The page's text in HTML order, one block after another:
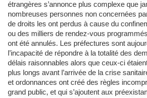
étrangères s’annonce plus complexe que
nombreuses personnes non concernées
de droits les ont perdus à cause du
ou des milliers de rendez-vous
ont été annulés. Les préfectures sont
l’incapacité de répondre à la totalité des
délais raisonnables alors que ceux-ci
plus longs avant l’arrivée de la crise
et ordonnances ont créé des règles
grand public, et qui s’ajoutent aux